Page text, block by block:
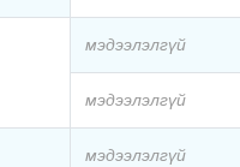
мэдээлэлгүй
мэдээлэлгүй
мэдээлэлгүй